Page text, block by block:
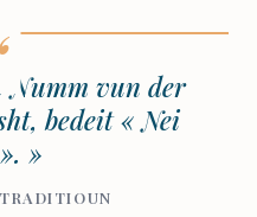
Numm vun der
bedeit « Nei
»